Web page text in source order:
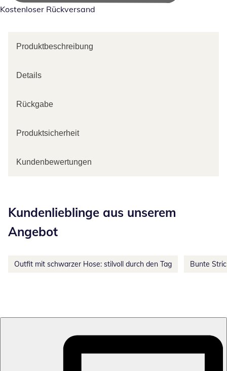
Kostenloser Rückversand
Produktbeschreibung
Details
Rückgabe
Produktsicherheit
Kundenbewertungen
Kundenlieblinge aus unserem
Angebot
Outfit mit schwarzer Hose: stilvoll durch den Tag Bunte